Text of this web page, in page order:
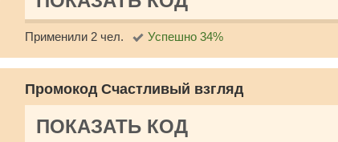
Применили 2 чел. Успешно 34%
Промокод Счастливый взгляд
ПОКАЗАТЬ КОД